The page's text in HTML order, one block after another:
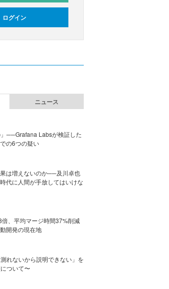
ログイン
ニュース
──Grafana Labsが検証した
の6つの疑い
は増えないのか──及川卓也
代に人間が手放してはいけな
、平均マージ時間37%削減
開発の現在地
れないから説明できない」を
ついて〜